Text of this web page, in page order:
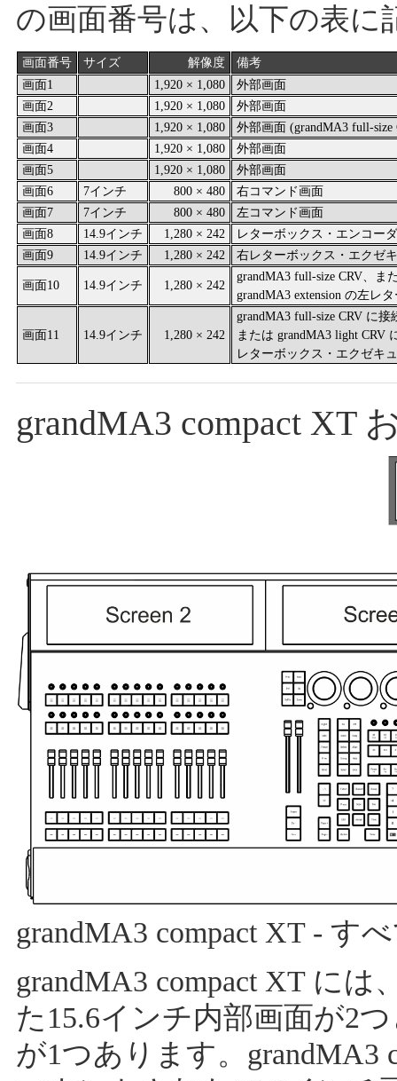
の画面番号は、以下の表に
画面番号 サイズ 解像度
備考
画面1
1,920 × 1,080
外部画面
画面2
1,920 × 1,080
外部画面
画面3
1,920 × 1,080
外部画面 (grandMA3 full-size
画面4
1,920 × 1,080
外部画面
画面5
1,920 × 1,080
外部画面
画面6
7インチ 800 × 480
右コマンド画面
画面7
7インチ 800 × 480
左コマンド画面
画面8
14.9インチ 1,280 × 242
レターボックス・エンコー
画面9
14.9インチ 1,280 × 242 右レターボックス・エクゼ
画面10 14.9インチ 1,280 × 242
grandMA3 full-size CRV、ま
grandMA3 extension の左レ
画面11 14.9インチ 1,280 × 242
grandMA3 full-size CRV に接
または grandMA3 light CRV
レターボックス・エクゼキ
grandMA3 compact XT
grandMA3 compact XT - す
grandMA3 compact XT に
た15.6インチ内部画面が2
が1つあります。grandMA3